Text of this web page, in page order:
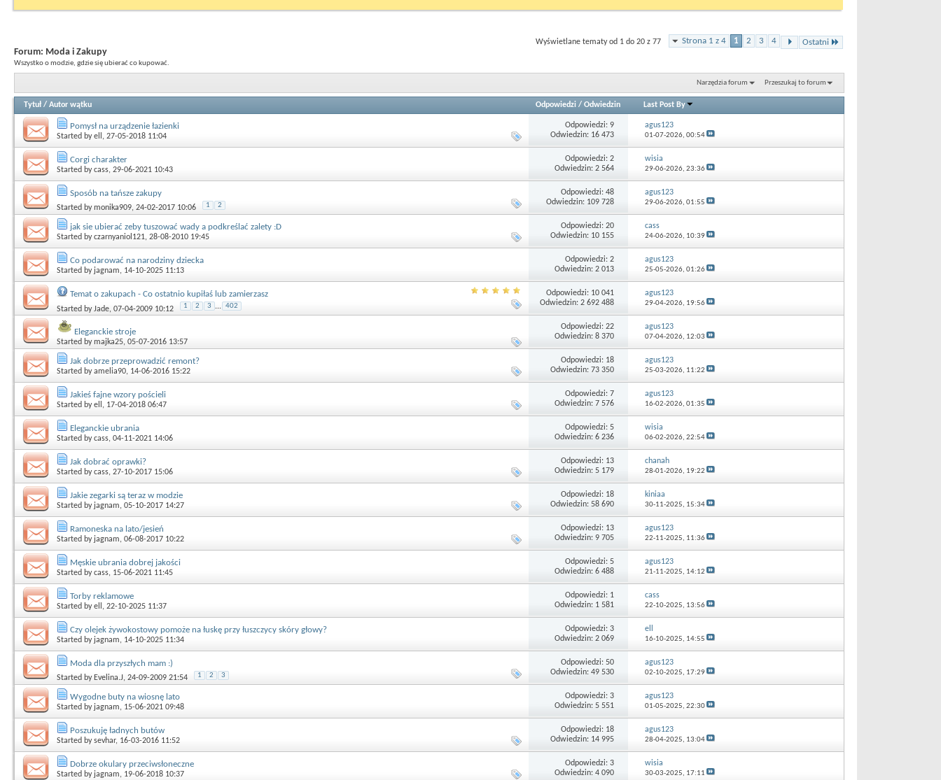
Strona 1 z 4 1 2 3 4 Ostatni
Wyświetlane tematy od 1 do 20 z 77
Forum: Moda i Zakupy
Wszystko o modzie, gdzie się ubierać co kupować.
Narzędzia forum Przeszukaj to forum
Tytuł / Autor wątku Odpowiedzi/ Odwiedzin Last Post By
Pomysł na urządzenie łazienki
Started byell , 27-05-2018 11:04
Odpowiedzi: 9
Odwiedzin: 16 473
agus123
01-07-2026, 00:54
Corgi charakter
Started bycass, 29-06-2021 10:43
Odpowiedzi: 2
Odwiedzin: 2 564
wisia
29-06-2026, 23:36
Sposób na tańsze zakupy
Started bymonika909, 24-02-2017 10:06 1 2
Odpowiedzi: 48
Odwiedzin: 109 728
agus123
29-06-2026, 01:55
jak sie ubierać zeby tuszować wady a podkreślać zalety :D
Started byczarnyaniol121, 28-08-2010 19:45
Odpowiedzi: 20
Odwiedzin: 10 155
cass
24-06-2026, 10:39
Co podarować na narodziny dziecka
Started by jagnam, 14-10-2025 11:13
Odpowiedzi: 2
Odwiedzin: 2 013
agus123
25-05-2026, 01:26
Temat o zakupach - Co ostatnio kupiłaś lub zamierzasz
Started byJade, 07-04-2009 10:12 1 2 3 ... 402
Odpowiedzi: 10 041
Odwiedzin: 2 692 488
agus123
29-04-2026, 19:56
Eleganckie stroje
Started bymajka25, 05-07-2016 13:57
Odpowiedzi: 22
Odwiedzin: 8 370
agus123
07-04-2026, 12:03
Jak dobrze przeprowadzić remont?
Started byamelia90, 14-06-2016 15:22
Odpowiedzi: 18
Odwiedzin: 73 350
agus123
25-03-2026, 11:22
Jakieś fajne wzory pościeli
Started byell , 17-04-2018 06:47
Odpowiedzi: 7
Odwiedzin: 7 576
agus123
16-02-2026, 01:35
Eleganckie ubrania
Started bycass, 04-11-2021 14:06
Odpowiedzi: 5
Odwiedzin: 6 236
wisia
06-02-2026, 22:54
Jak dobrać oprawki?
Started bycass, 27-10-2017 15:06
Odpowiedzi: 13
Odwiedzin: 5 179
chanah
28-01-2026, 19:22
Jakie zegarki są teraz w modzie
Started by jagnam, 05-10-2017 14:27
Odpowiedzi: 18
Odwiedzin: 58 690
kiniaa
30-11-2025, 15:34
Ramoneska na lato/jesień
Started by jagnam, 06-08-2017 10:22
Odpowiedzi: 13
Odwiedzin: 9 705
agus123
22-11-2025, 11:36
Męskie ubrania dobrej jakości
Started bycass, 15-06-2021 11:45
Odpowiedzi: 5
Odwiedzin: 6 488
agus123
21-11-2025, 14:12
Torby reklamowe
Started byell , 22-10-2025 11:37
Odpowiedzi: 1
Odwiedzin: 1 581
cass
22-10-2025, 13:56
Czy olejek żywokostowy pomoże na łuskę przy łuszczycy skóry głowy?
Started by jagnam, 14-10-2025 11:34
Odpowiedzi: 3
Odwiedzin: 2 069
ell
16-10-2025, 14:55
Moda dla przyszłych mam :)
Started by Evelina.J, 24-09-2009 21:54 1 2 3
Odpowiedzi: 50
Odwiedzin: 49 530
agus123
02-10-2025, 17:29
Wygodne buty na wiosnę lato
Started by jagnam, 15-06-2021 09:48
Odpowiedzi: 3
Odwiedzin: 5 551
agus123
01-05-2025, 22:30
Poszukuję ładnych butów
Started bysevhar, 16-03-2016 11:52
Odpowiedzi: 18
Odwiedzin: 14 995
agus123
28-04-2025, 13:04
Dobrze okulary przeciwsłoneczne
Started by jagnam, 19-06-2018 10:37
Odpowiedzi: 3
Odwiedzin: 4 090
wisia
30-03-2025, 17:11